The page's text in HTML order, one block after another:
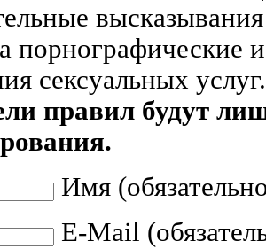
порнографические
сексуальных услуг.
правил будут
Имя
E-Mail